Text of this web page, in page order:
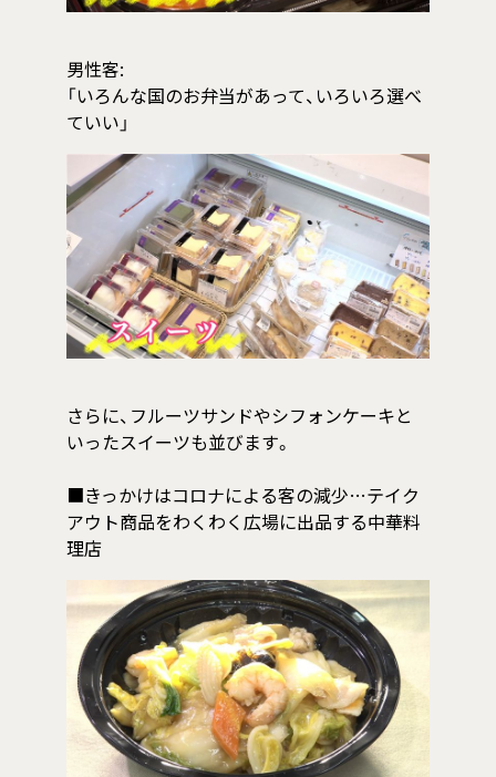
男性客:
「いろんな国のお弁当があって、いろいろ選べ
ていい」
さらに、フルーツサンドやシフォンケーキと
いったスイーツも並びます。
■きっかけはコロナによる客の減少…テイク
アウト商品をわくわく広場に出品する中華料
理店